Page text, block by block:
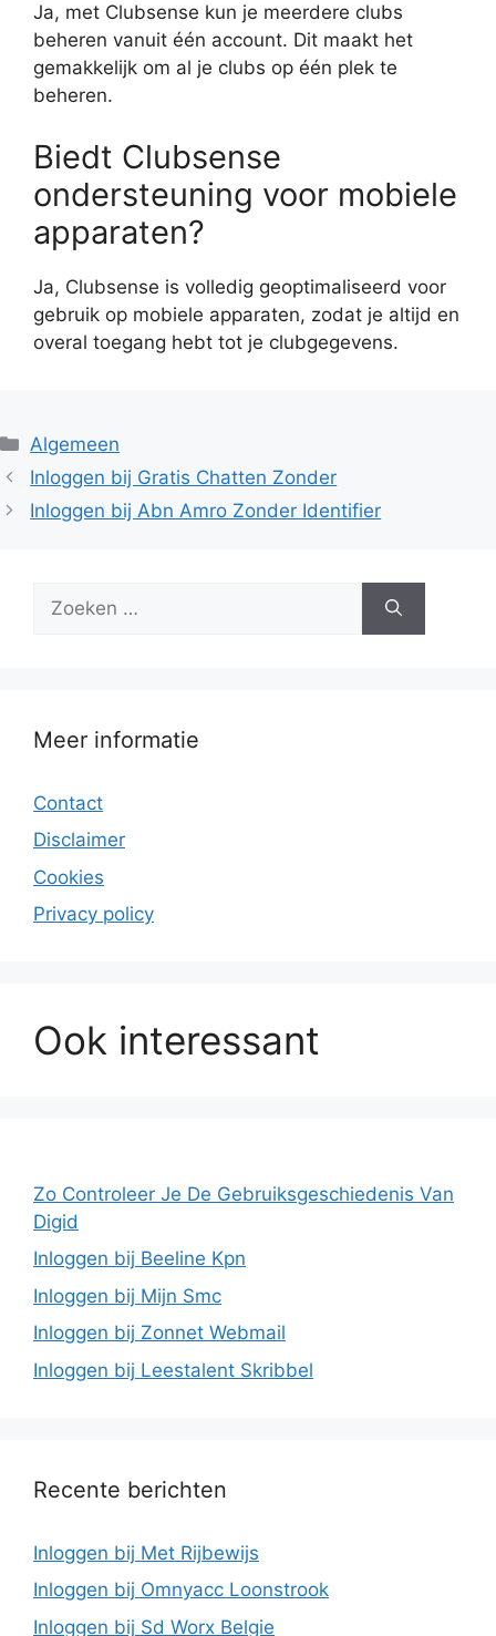
Ja, met Clubsense kun je meerdere clubs
beheren vanuit één account. Dit maakt het
gemakkelijk om al je clubs op één plek te
beheren.
Biedt Clubsense
ondersteuning voor mobiele
apparaten?
Ja, Clubsense is volledig geoptimaliseerd voor
gebruik op mobiele apparaten, zodat je altijd en
overal toegang hebt tot je clubgegevens.
Categorieën
Algemeen
Inloggen bij Gratis Chatten Zonder
Inloggen bij Abn Amro Zonder Identifier
naar:
Meer informatie
Contact
Disclaimer
Cookies
Privacy policy
Ook interessant
Zo Controleer Je De Gebruiksgeschiedenis Van
Digid
Inloggen bij Beeline Kpn
Inloggen bij Mijn Smc
Inloggen bij Zonnet Webmail
Inloggen bij Leestalent Skribbel
Recente berichten
Inloggen bij Met Rijbewijs
Inloggen bij Omnyacc Loonstrook
Inloggen bij Sd Worx Belgie